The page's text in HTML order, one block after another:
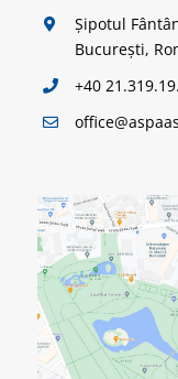
Șipotul
București,
+40